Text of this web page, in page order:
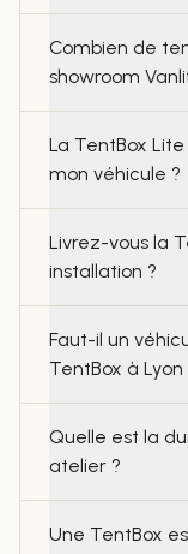
Combien de
showroom
La TentBox
mon véhicule ?
Livrez-vous la
installation ?
Faut-il un
TentBox à Lyon
Quelle est la
atelier ?
Une TentBox